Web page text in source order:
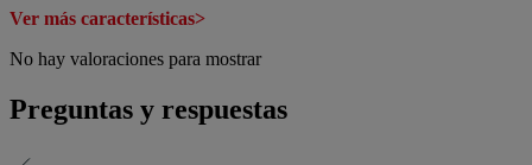
Ver más características>
No hay valoraciones para mostrar
Preguntas y respuestas